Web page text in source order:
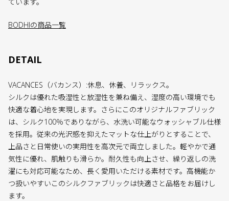
BODHIの商品一覧
DETAIL
VACANCES（バカンス）:休息、休養、リラックス。
シルクは優れた吸湿性と放湿性を兼ね備え、湿度の高い環境でも
快適な着心地を実現します。さらにこのオリジナルファブリック
は、シルク100％でありながら、水洗い可能なウォッシャブル仕様
を採用。従来の光沢感を抑えたマットな仕上がりとすることで、
上品さと日常使いの実用性を高次元で両立しました。軽やかで通
気性に優れ、肌触りも滑らか。耐久性も向上させ、繰り返しの洗
濯にも対応可能なため、長く愛用いただける素材です。高機能か
つ扱いやすいこのシルクファブリックは快適さと品格をお届けし
ます。